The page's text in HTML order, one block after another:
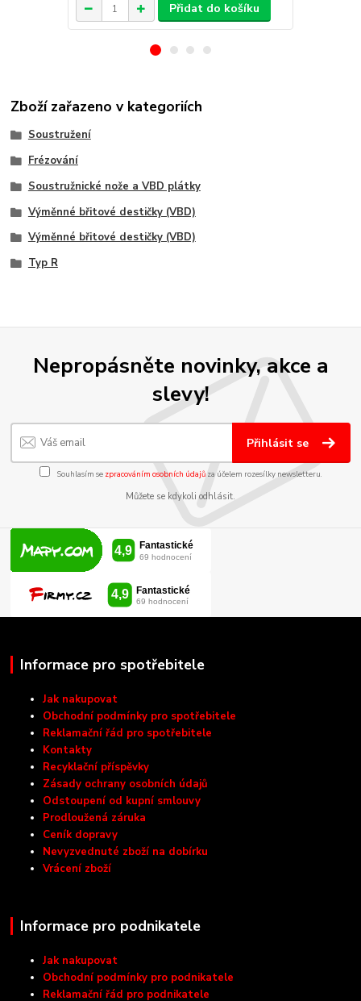
Přidat do košíku
Zboží zařazeno v kategoriích
Soustružení
Frézování
Soustružnické nože a VBD plátky
Výměnné břitové destičky (VBD)
Výměnné břitové destičky (VBD)
Typ R
Nepropásněte novinky, akce a
slevy!
Přihlásit se
Souhlasím se zpracováním osobních údajůza účelem rozesílky newsletteru.
Můžete se kdykoli odhlásit.
Informace pro spotřebitele
Jak nakupovat
Obchodní podmínky pro spotřebitele
Reklamační řád pro spotřebitele
Kontakty
Recyklační příspěvky
Zásady ochrany osobních údajů
Odstoupení od kupní smlouvy
Prodloužená záruka
Ceník dopravy
Nevyzvednuté zboží na dobírku
Vrácení zboží
Informace pro podnikatele
Jak nakupovat
Obchodní podmínky pro podnikatele
Reklamační řád pro podnikatele